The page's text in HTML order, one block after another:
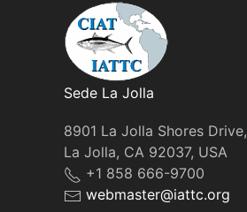
Sede La Jolla
8901 La Jolla Shores Drive,
La Jolla, CA 92037, USA
+1 858 666-9700
webmaster@iattc.org